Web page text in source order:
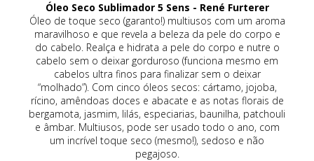
Óleo Seco Sublimador 5 Sens - René Furterer
Óleo de toque seco (garanto!) multiusos com um aroma
maravilhoso e que revela a beleza da pele do corpo e
do cabelo. Realça e hidrata a pele do corpo e nutre o
cabelo sem o deixar gorduroso (funciona mesmo em
cabelos ultra finos para finalizar sem o deixar
“molhado”). Com cinco óleos secos: cártamo, jojoba,
rícino, amêndoas doces e abacate e as notas florais de
bergamota, jasmim, lilás, especiarias, baunilha, patchouli
e âmbar. Multiusos, pode ser usado todo o ano, com
um incrível toque seco (mesmo!), sedoso e não
pegajoso.